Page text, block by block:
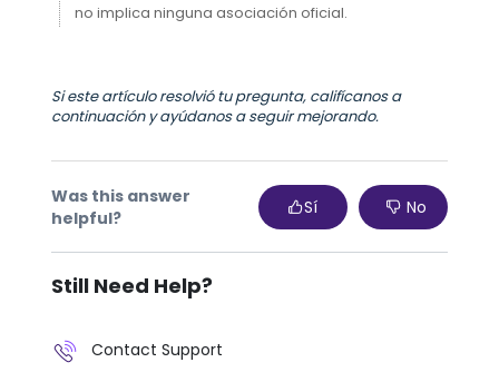
no implica ninguna asociación oficial.
Si este artículo resolvió tu pregunta, califícanos a
continuación y ayúdanos a seguir mejorando.
Was this answer
helpful?
Sí No
Still Need Help?
Contact Support